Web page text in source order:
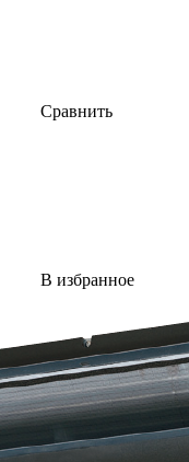
Сравнить
В избранное